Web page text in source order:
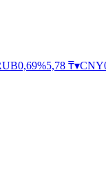
0,69%5,78 ₸▾CNY